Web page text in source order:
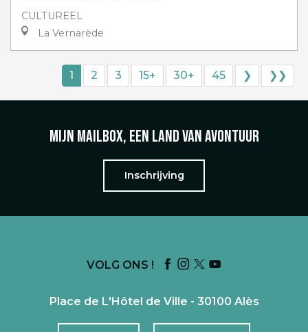
CULTUREEL
La Vernarède
1 2 3 15+ 30+ 45 ❯ ❯❯
Mijn mailbox, een land van avontuur
Inschrijving
VOLG ONS !
Place de L'Hôtel de Ville - 30100 Alès